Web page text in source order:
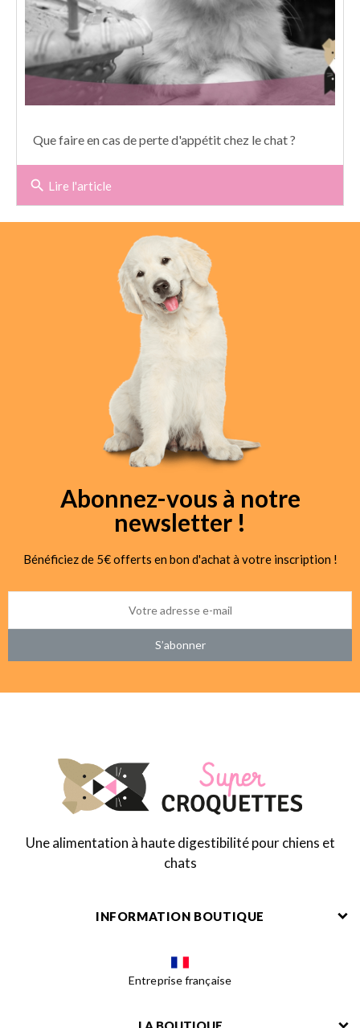
Que faire en cas de perte d'appétit chez le chat ?
search Lire l'article
Abonnez-vous à notre
newsletter !
Bénéficiez de 5€ offerts en bon d'achat à votre inscription !
S’abonner
Une alimentation à haute digestibilité pour chiens et
chats
INFORMATION BOUTIQUE
Entreprise française